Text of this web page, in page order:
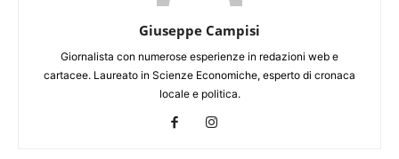
Giuseppe Campisi
Giornalista con numerose esperienze in redazioni web e
cartacee. Laureato in Scienze Economiche, esperto di cronaca
locale e politica.